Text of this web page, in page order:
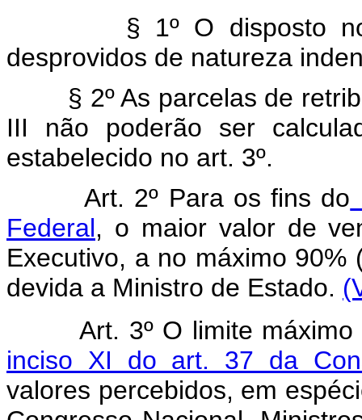
§ 1º O disposto no
desprovidos de natureza
§ 2º As parcelas de
III não poderão ser
estabelecido no art. 3º.
Art. 2º Para os fins do
Federal, o maior valor de
Executivo, a no máximo
devida a Ministro de Estado.
Art. 3º O limite
inciso XI do art. 37 da
valores percebidos, em